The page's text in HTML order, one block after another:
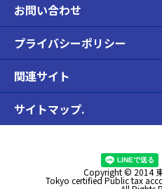
お問い合わせ
プライバシーポリシー
関連サイト
サイトマップ.
Copyright © 2014
Tokyo certified Public tax